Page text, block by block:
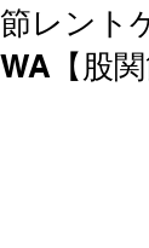
節レン
WA【股関